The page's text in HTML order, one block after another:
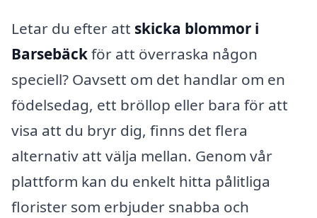
Letar du efter att skicka blommor i
Barsebäckför att överraska någon
speciell? Oavsett om det handlar om en
födelsedag, ett bröllop eller bara för att
visa att du bryr dig, finns det flera
alternativ att välja mellan. Genom vår
plattform kan du enkelt hitta pålitliga
florister som erbjuder snabba och